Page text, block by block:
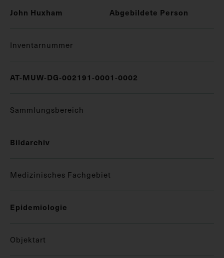
John Huxham
Abgebildete Person
Inventarnummer
AT-MUW-DG-002191-0001-0002
Sammlungsbereich
Bildarchiv
Medizinisches Fachgebiet
Epidemiologie
Objektart